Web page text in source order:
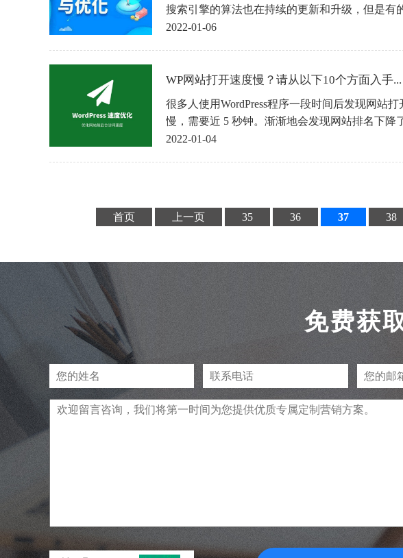
搜索引擎的算法也在持续的更新和升级，但是有
得对新站优化知识有深刻的了解，所以造成网站
好，造成优化的效果非常缓慢。那么，新站优化​
2022-01-06
WP网站打开速度慢？请从以下10个方面入手...
很多人使用WordPress程序一段时间后发现网站打
慢，需要近 5 秒钟。渐渐地会发现网站排名下降
装了加速插件，也没看到网站有任何改进。针对
2022-01-04
首页 上一页 35 36 37 38
免费获